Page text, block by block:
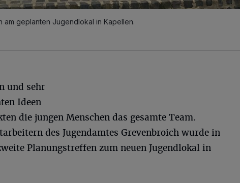
am geplanten Jugendlokal in Kapellen.
und sehr
Ideen
die jungen Menschen das gesamte Team.
des Jugendamtes Grevenbroich wurde in
Planungstreffen zum neuen Jugendlokal in